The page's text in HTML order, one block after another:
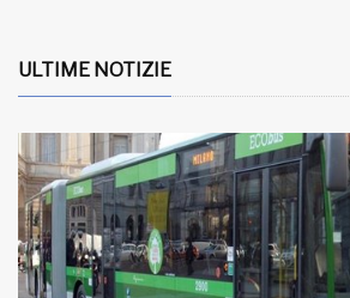
ULTIME NOTIZIE